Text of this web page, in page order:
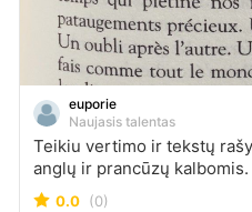
euporie
Naujasis talentas
Teikiu vertimo ir tekstų
anglų ir prancūzų
pobūdžio tekstus,
0.0 (0)